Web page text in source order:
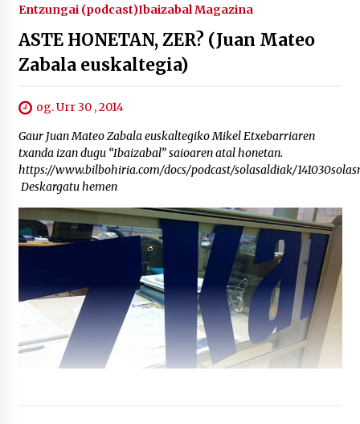
Entzungai (podcast)Ibaizabal Magazina
ASTE HONETAN, ZER? (Juan Mateo
Zabala euskaltegia)
og. Urr 30 , 2014
Gaur Juan Mateo Zabala euskaltegiko Mikel Etxebarriaren
txanda izan dugu “Ibaizabal” saioaren atal honetan.
https://www.bilbohiria.com/docs/podcast/solasaldiak/
Deskargatu hemen